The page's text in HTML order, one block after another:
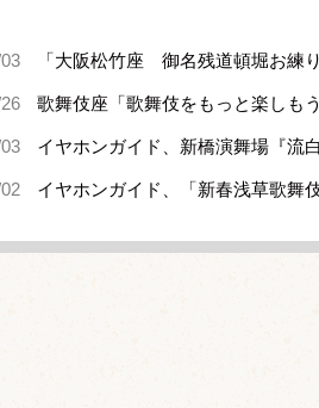
「大阪松竹座 御名残道頓堀お練
歌舞伎座「歌舞伎をもっと楽しも
イヤホンガイド、新橋演舞場『流
イヤホンガイド、「新春浅草歌舞